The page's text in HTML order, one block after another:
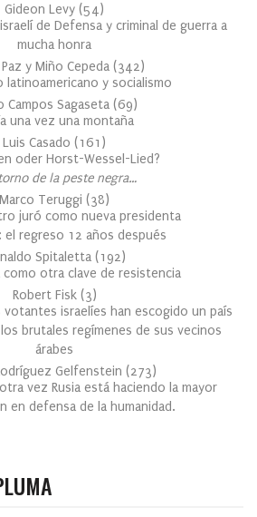
Gideon Levy (54)
de Defensa y criminal de guerra a
mucha honra
Paz y Miño Cepeda (342)
latinoamericano y socialismo
Campos Sagaseta (69)
una vez una montaña
Luis Casado (161 )
oder Horst-Wessel-Lied?
de la peste negra…
Marco Teruggi (38)
juró como nueva presidenta
el regreso 12 años después
Spitaletta (192)
como otra clave de resistencia
Robert Fisk (3)
votantes israelíes han escogido un país
brutales regímenes de sus vecinos
árabes
Gelfenstein (273)
vez Rusia está haciendo la mayor
en defensa de la humanidad.